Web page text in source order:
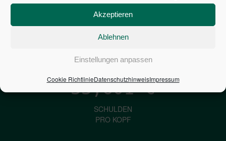
Akzeptieren
Ablehnen
Einstellungen anpassen
Cookie RichtlinieDatenschutzhinweisImpressum
2,804,616,615,409
STAATSVERSCHULDUNG
33,601€
SCHULDEN
PRO KOPF